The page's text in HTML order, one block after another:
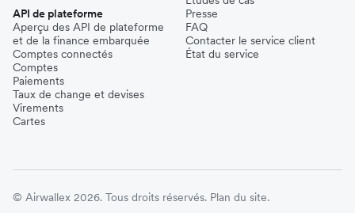
API de plateforme
Aperçu des API de plateforme
et de la finance embarquée
Comptes connectés
Comptes
Paiements
Taux de change et devises
Virements
Cartes
Presse
FAQ
Contacter le service client
État du service
© Airwallex 2026. Tous droits réservés. Plan du site.